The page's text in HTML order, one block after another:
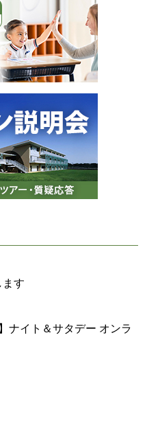
ます
ナイト＆サタデー オンラ